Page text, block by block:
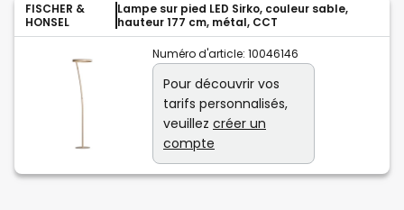
FISCHER &
HONSEL
Lampe sur pied LED Sirko, couleur sable,
hauteur 177 cm, métal, CCT
Numéro d'article: 10046146
Pour découvrir vos
tarifs personnalisés,
veuillez créer un
compte